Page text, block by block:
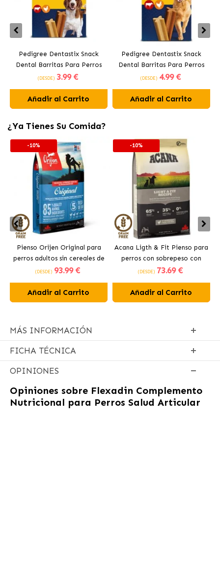
Pedigree Dentastix Snack
Dental Barritas Para Perros
Medianos 10-25 kg
(DESDE) 3.99 €
Añadir al Carrito
Pedigree Dentastix Snack
Dental Barritas Para Perros
Grandes +25 kg
(DESDE) 4.99 €
Añadir al Carrito
¿Ya Tienes Su Comida?
-10%
Pienso Orijen Original para
perros adultos sin cereales de
pollo
(DESDE) 93.99 €
Añadir al Carrito
-10%
Acana Ligth & Fit Pienso para
perros con sobrepeso con
pollo fresco
(DESDE) 73.69 €
Añadir al Carrito
MÁS INFORMACIÓN
FICHA TÉCNICA
OPINIONES
Opiniones sobre Flexadin Complemento
Nutricional para Perros Salud Articular